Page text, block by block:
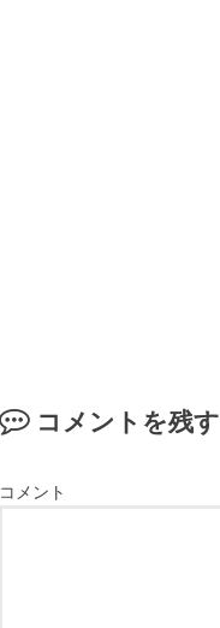
コメントを残す
コメント